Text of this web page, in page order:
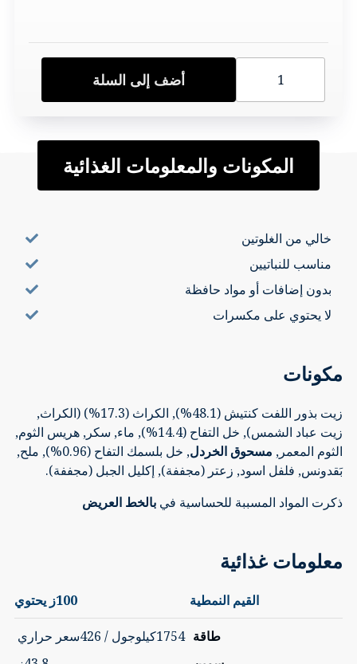
£23.70
بالكراميل
&
خل
أضف إلى السلة
المكونات والمعلومات الغذائية
خالي من الغلوتين
مناسب للنباتيين
بدون إضافات أو مواد حافظة
لا يحتوي على مكسرات
مكونات
زيت بذور اللفت كنتيش (48.1%), الكراث (17.3%) (الكراث,
زيت عباد الشمس), خل التفاح (14.4%), ماء, سكر, هريس الثوم,
الثوم المعمر, مسحوق الخردل
, خل بلسمك التفاح (0.96%), ملح,
بَقدونس, فلفل اسود, زعتر (مجففة), إكليل الجبل (مجففة).
ذكرت المواد المسببة للحساسية في بالخط العريض
معلومات غذائية
القيم النمطية 100ز يحتوي
طاقة 1754كيلوجول / 426سعر حراري